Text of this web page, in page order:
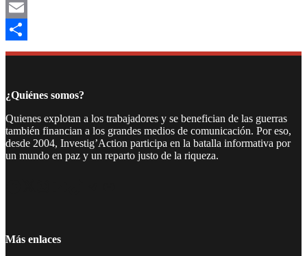
Mastodon
Email
Compartir
¿Quiénes somos?
Quienes explotan a los trabajadores y se benefician de las guerras
también financian a los grandes medios de comunicación. Por eso,
desde 2004, Investig’Action participa en la batalla informativa por
un mundo en paz y un reparto justo de la riqueza.
Más enlaces